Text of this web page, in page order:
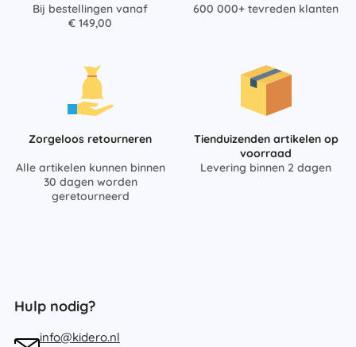
Bij bestellingen vanaf
€ 149,00
600 000+ tevreden klanten
Zorgeloos retourneren
Alle artikelen kunnen binnen
30 dagen worden
geretourneerd
Tienduizenden artikelen op
voorraad
Levering binnen 2 dagen
Hulp nodig?
info@kidero.nl